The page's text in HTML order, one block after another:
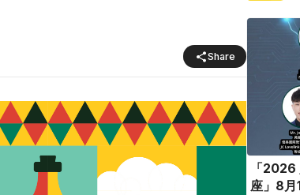
Share
「
座」8月